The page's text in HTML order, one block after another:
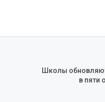
Школы
в пяти